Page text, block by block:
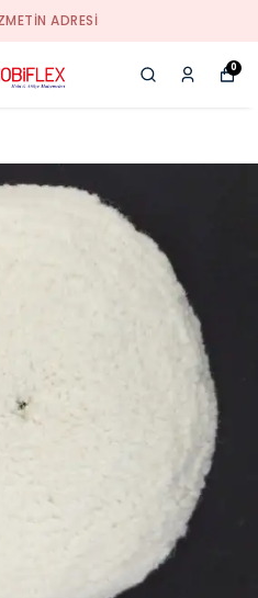
ADRESİ
0